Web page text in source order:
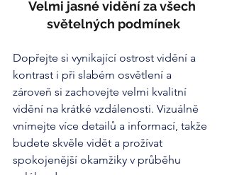
Velmi jasné vidění za všech
světelných podmínek
Dopřejte si vynikající ostrost vidění a
kontrast i při slabém osvětlení a
zároveň si zachovejte velmi kvalitní
vidění na krátké vzdálenosti. Vizuálně
vnímejte více detailů a informací, takže
budete skvěle vidět a prožívat
spokojenější okamžiky v průběhu